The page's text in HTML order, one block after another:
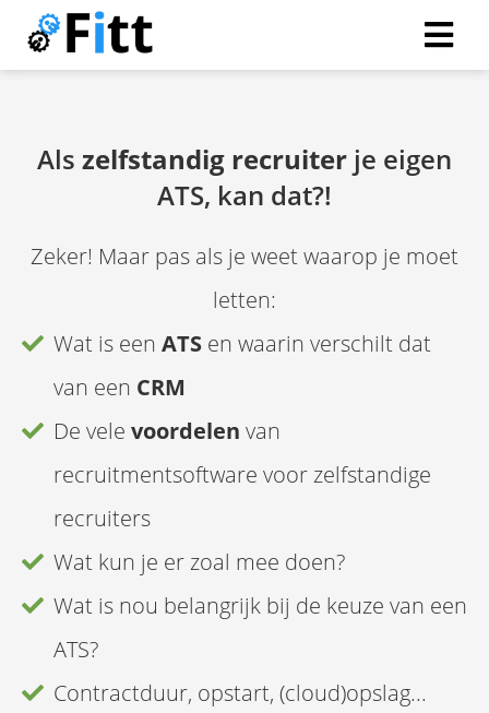
Als zelfstandig recruiter je eigen
ATS, kan dat?!
Zeker! Maar pas als je weet waarop je moet
letten:
Wat is een ATS en waarin verschilt dat
van een CRM
De vele voordelen van
recruitmentsoftware voor zelfstandige
recruiters
Wat kun je er zoal mee doen?
Wat is nou belangrijk bij de keuze van een
ATS?
Contractduur, opstart, (cloud)opslag...